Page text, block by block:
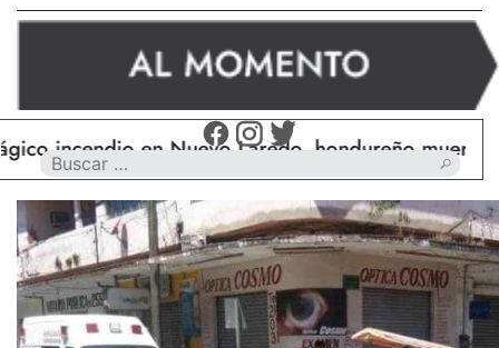
en Nuevo Laredo, hondureño muere calcinado